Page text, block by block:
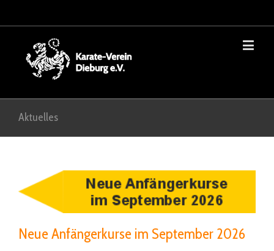
Aktuelles
Neue Anfängerkurse im September 2026